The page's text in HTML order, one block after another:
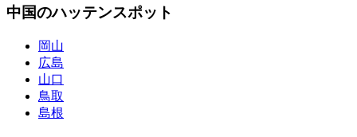
中国のハッテンスポット
岡山
広島
山口
鳥取
島根